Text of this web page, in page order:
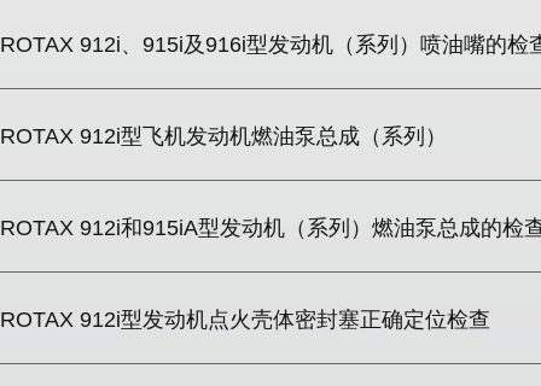
ROTAX 912i、915i及916i型发动机（系列）喷油嘴的检
ROTAX 912i型飞机发动机燃油泵总成（系列）
ROTAX 912i和915iA型发动机（系列）燃油泵总成的检
ROTAX 912i型发动机点火壳体密封塞正确定位检查